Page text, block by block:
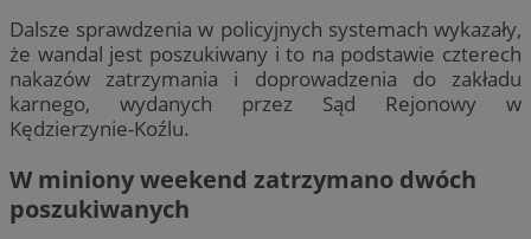
Dalsze sprawdzenia w policyjnych systemach wykazały,
że wandal jest poszukiwany i to na podstawie czterech
nakazów zatrzymania i doprowadzenia do zakładu
karnego, wydanych przez Sąd Rejonowy w
Kędzierzynie-Koźlu.
W miniony weekend zatrzymano dwóch
poszukiwanych